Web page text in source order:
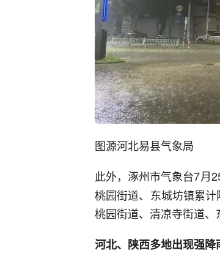
图源河北易县气象局
此外，涿州市气象台7月
桃园街道、东城坊镇累计
桃园街道、清凉寺街道、
河北、陕西多地出现强降